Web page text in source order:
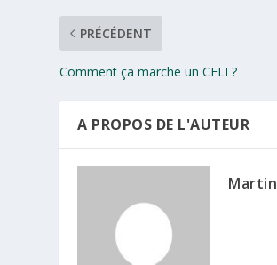
PRÉCÉDENT
Comment ça marche un CELI ?
A PROPOS DE L'AUTEUR
Martin